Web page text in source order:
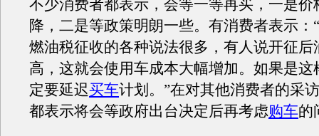
不少消费者都表示，会等一等再买，一是价
降，二是等政策明朗一些。有消费者表示：
燃油税征收的各种说法很多，有人说开征后
高，这就会使用车成本大幅增加。如果是这
定要延迟买车计划。”在对其他消费者的采
都表示将会等政府出台决定后再考虑购车的